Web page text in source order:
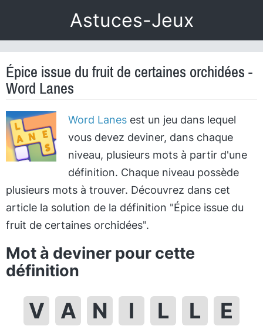
Astuces-Jeux
Épice issue du fruit de certaines orchidées -
Word Lanes
Word Lanesest un jeu dans lequel
vous devez deviner, dans chaque
niveau, plusieurs mots à partir d'une
définition. Chaque niveau possède
plusieurs mots à trouver. Découvrez dans cet
article la solution de la définition "Épice issue du
fruit de certaines orchidées".
Mot à deviner pour cette
définition
V A N I L L E